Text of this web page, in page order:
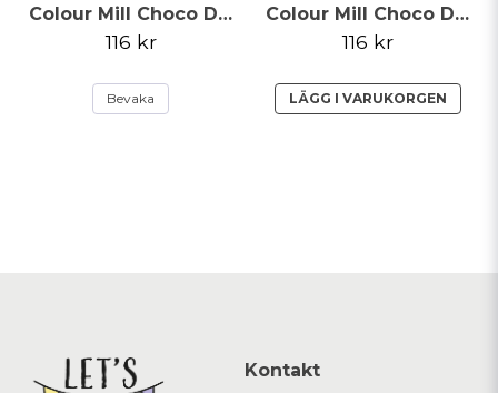
Colour Mill Choco Drip - Cobalt - 125g
116 kr
Bevaka
Colour Mill Choco Drip - Dusk - 125g
116 kr
LÄGG I VARUKORGEN
Kontakt